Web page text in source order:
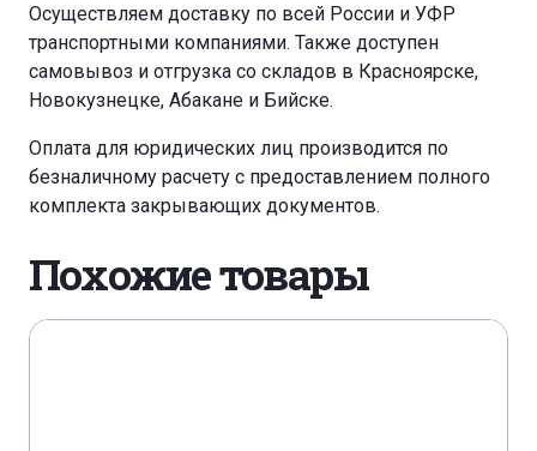
Осуществляем доставку по всей России и УФР
транспортными компаниями. Также доступен
самовывоз и отгрузка со складов в Красноярске,
Новокузнецке, Абакане и Бийске.
Оплата для юридических лиц производится по
безналичному расчету с предоставлением полного
комплекта закрывающих документов.
Похожие товары